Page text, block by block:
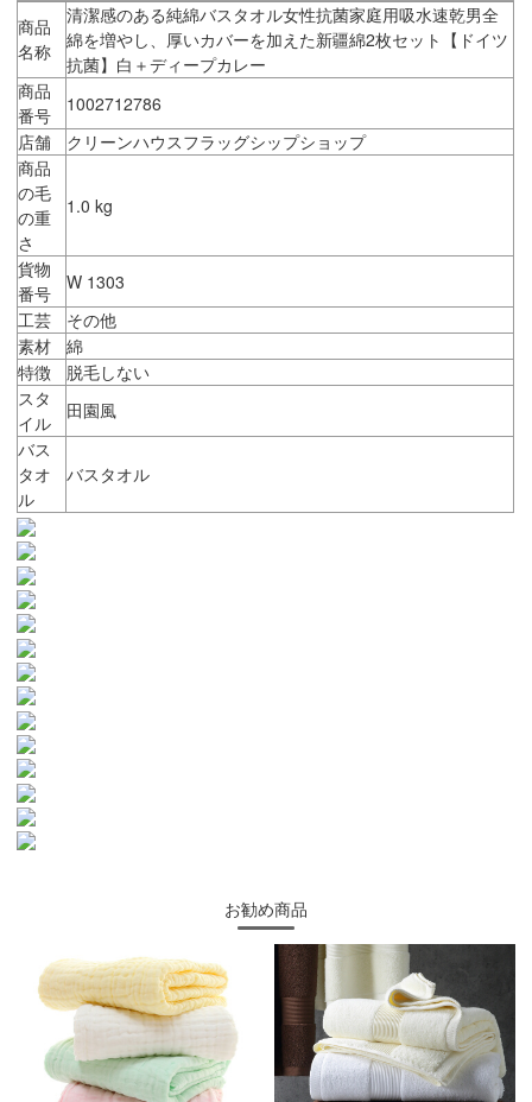
商品
名称
清潔感のある純綿バスタオル女性抗菌家庭用吸水速乾男全
綿を増やし、厚いカバーを加えた新疆綿2枚セット【ドイツ
抗菌】白＋ディープカレー
商品
番号
1002712786
店舗
クリーンハウスフラッグシップショップ
商品
の毛
の重
さ
1.0 kg
貨物
番号
W 1303
工芸
その他
素材
綿
特徴
脱毛しない
スタ
イル
田園風
バス
タオ
ル
バスタオル
お勧め商品